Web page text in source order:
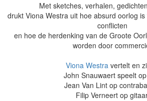
Met sketches, verhalen,
drukt Viona Westra uit hoe absurd oorlog
conflicten
en hoe de herdenking van de Groote
worden door
Viona Westra vertelt en
John Snauwaert speelt
Jean Van Lint op
Filip Verneert op